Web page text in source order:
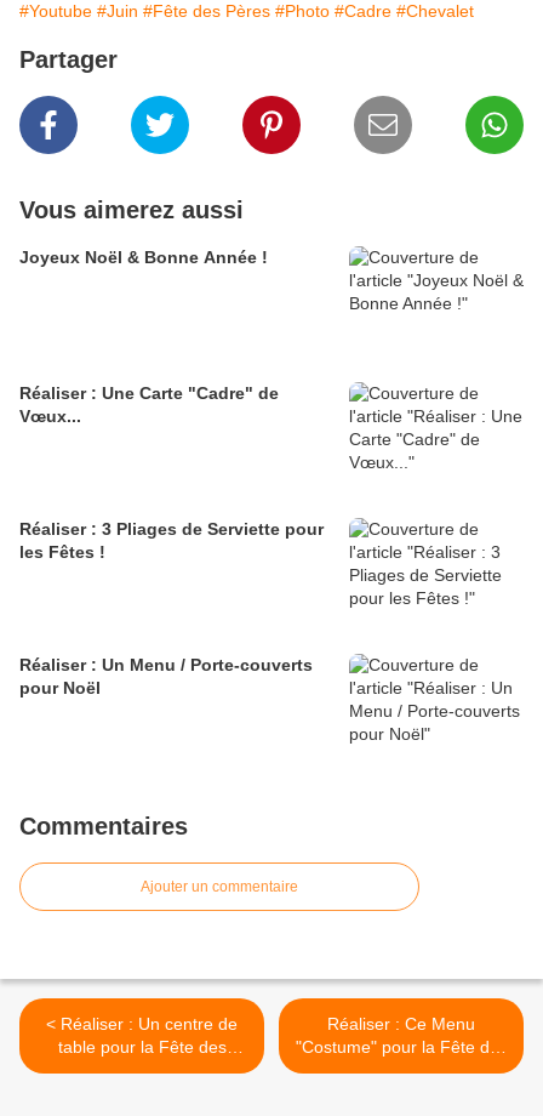
#Youtube #Juin #Fête des Pères #Photo #Cadre #Chevalet
Partager
Vous aimerez aussi
Joyeux Noël & Bonne Année !
Réaliser : Une Carte "Cadre" de
Vœux...
Réaliser : 3 Pliages de Serviette pour
les Fêtes !
Réaliser : Un Menu / Porte-couverts
pour Noël
Commentaires
Ajouter un commentaire
< Réaliser : Un centre de
table pour la Fête des
Pères...
Réaliser : Ce Menu
"Costume" pour la Fête des
Pères... >